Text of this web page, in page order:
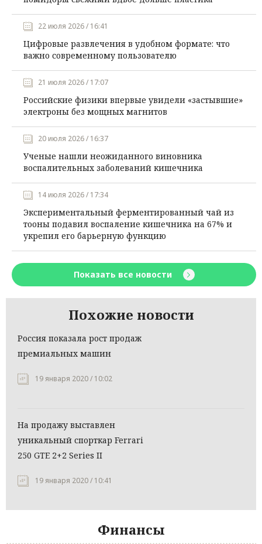
22 июля 2026 / 16:41
Цифровые развлечения в удобном формате: что
важно современному пользователю
21 июля 2026 / 17:07
Российские физики впервые увидели «застывшие»
электроны без мощных магнитов
20 июля 2026 / 16:37
Ученые нашли неожиданного виновника
воспалительных заболеваний кишечника
14 июля 2026 / 17:34
Экспериментальный ферментированный чай из
тооны подавил воспаление кишечника на 67% и
укрепил его барьерную функцию
Показать все новости
Похожие новости
Россия показала рост продаж
премиальных машин
19 января 2020 / 10:02
На продажу выставлен
уникальный спорткар Ferrari
250 GTE 2+2 Series II
19 января 2020 / 10:41
Финансы